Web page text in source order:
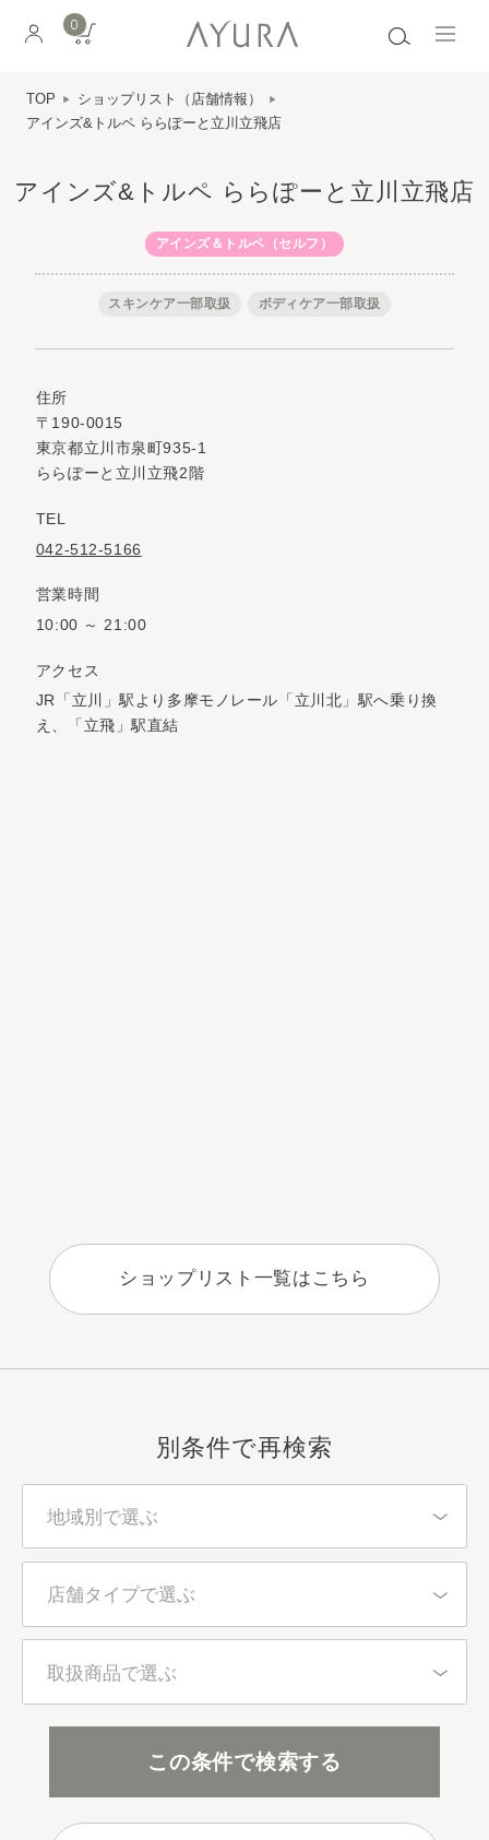
0
TOP
ショップリスト（店舗情報）
アインズ&トルペ ららぽーと立川立飛店
アインズ&トルペ ららぽーと立川立飛店
アインズ＆トルペ（セルフ）
スキンケア一部取扱 ボディケア一部取扱
住所
〒190-0015
東京都立川市泉町935-1
ららぽーと立川立飛2階
TEL
042-512-5166
営業時間
10:00 ～ 21:00
アクセス
JR「立川」駅より多摩モノレール「立川北」駅へ乗り換
え、「立飛」駅直結
ショップリスト一覧はこちら
別条件で再検索
地域別で選ぶ
北海道・東北
店舗タイプで選ぶ
百貨店・直営店
アインズ＆トルペ（カウンセリング）
アインズ＆トルペ（セルフ）
取扱商品で選ぶ
この条件で検索する